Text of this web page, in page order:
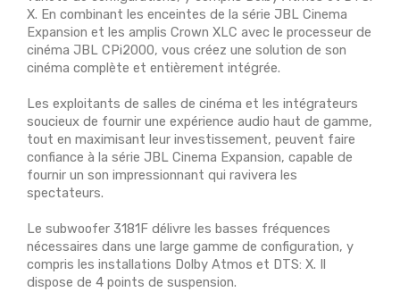
X. En combinant les enceintes de la série JBL Cinema
Expansion et les amplis Crown XLC avec le processeur de
cinéma JBL CPi2000, vous créez une solution de son
cinéma complète et entièrement intégrée.
Les exploitants de salles de cinéma et les intégrateurs
soucieux de fournir une expérience audio haut de gamme,
tout en maximisant leur investissement, peuvent faire
confiance à la série JBL Cinema Expansion, capable de
fournir un son impressionnant qui ravivera les
spectateurs.
Le subwoofer 3181F délivre les basses fréquences
nécessaires dans une large gamme de configuration, y
compris les installations Dolby Atmos et DTS: X. Il
dispose de 4 points de suspension.